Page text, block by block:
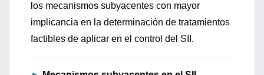
los mecanismos subyacentes con mayor
implicancia en la determinación de tratamientos
factibles de aplicar en el control del SII.